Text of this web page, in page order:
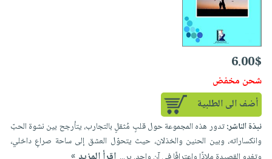
6.00$
شحن مخفض
أضف الى الطلبية
نبذة الناشر:تدور هذه المجموعة حول قلبٍ مُثقلٍ بالتجارب، يتأرجح بين نشوة الحبّ
وانكساراته، وبين الحنين والخذلان، حيث يتحوّل العشق إلى ساحة صراعٍ داخلي،